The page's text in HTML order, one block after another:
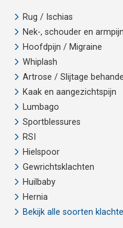
Rug / Ischias
Nek-, schouder en armpijn
Hoofdpijn / Migraine
Whiplash
Artrose / Slijtage
Kaak en aangezichtspijn
Lumbago
Sportblessures
RSI
Hielspoor
Gewrichtsklachten
Huilbaby
Hernia
Bekijk alle soorten